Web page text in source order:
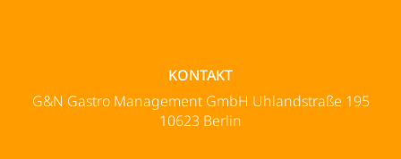
KONTAKT
G&N Gastro Management GmbH Uhlandstraße 195
10623 Berlin